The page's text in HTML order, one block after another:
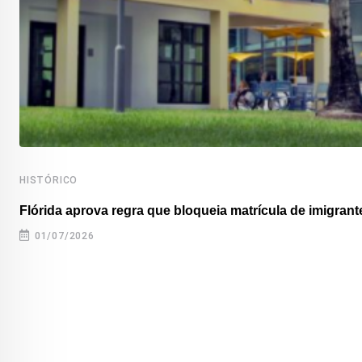
HISTÓRICO
Flórida aprova regra que bloqueia matrícula de
01/07/2026